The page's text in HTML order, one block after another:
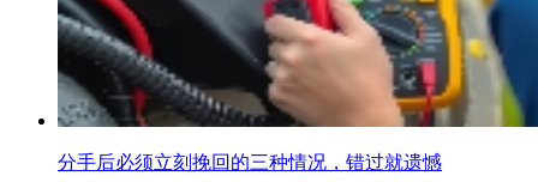
分手后必须立刻挽回的三种情况，错过就遗憾